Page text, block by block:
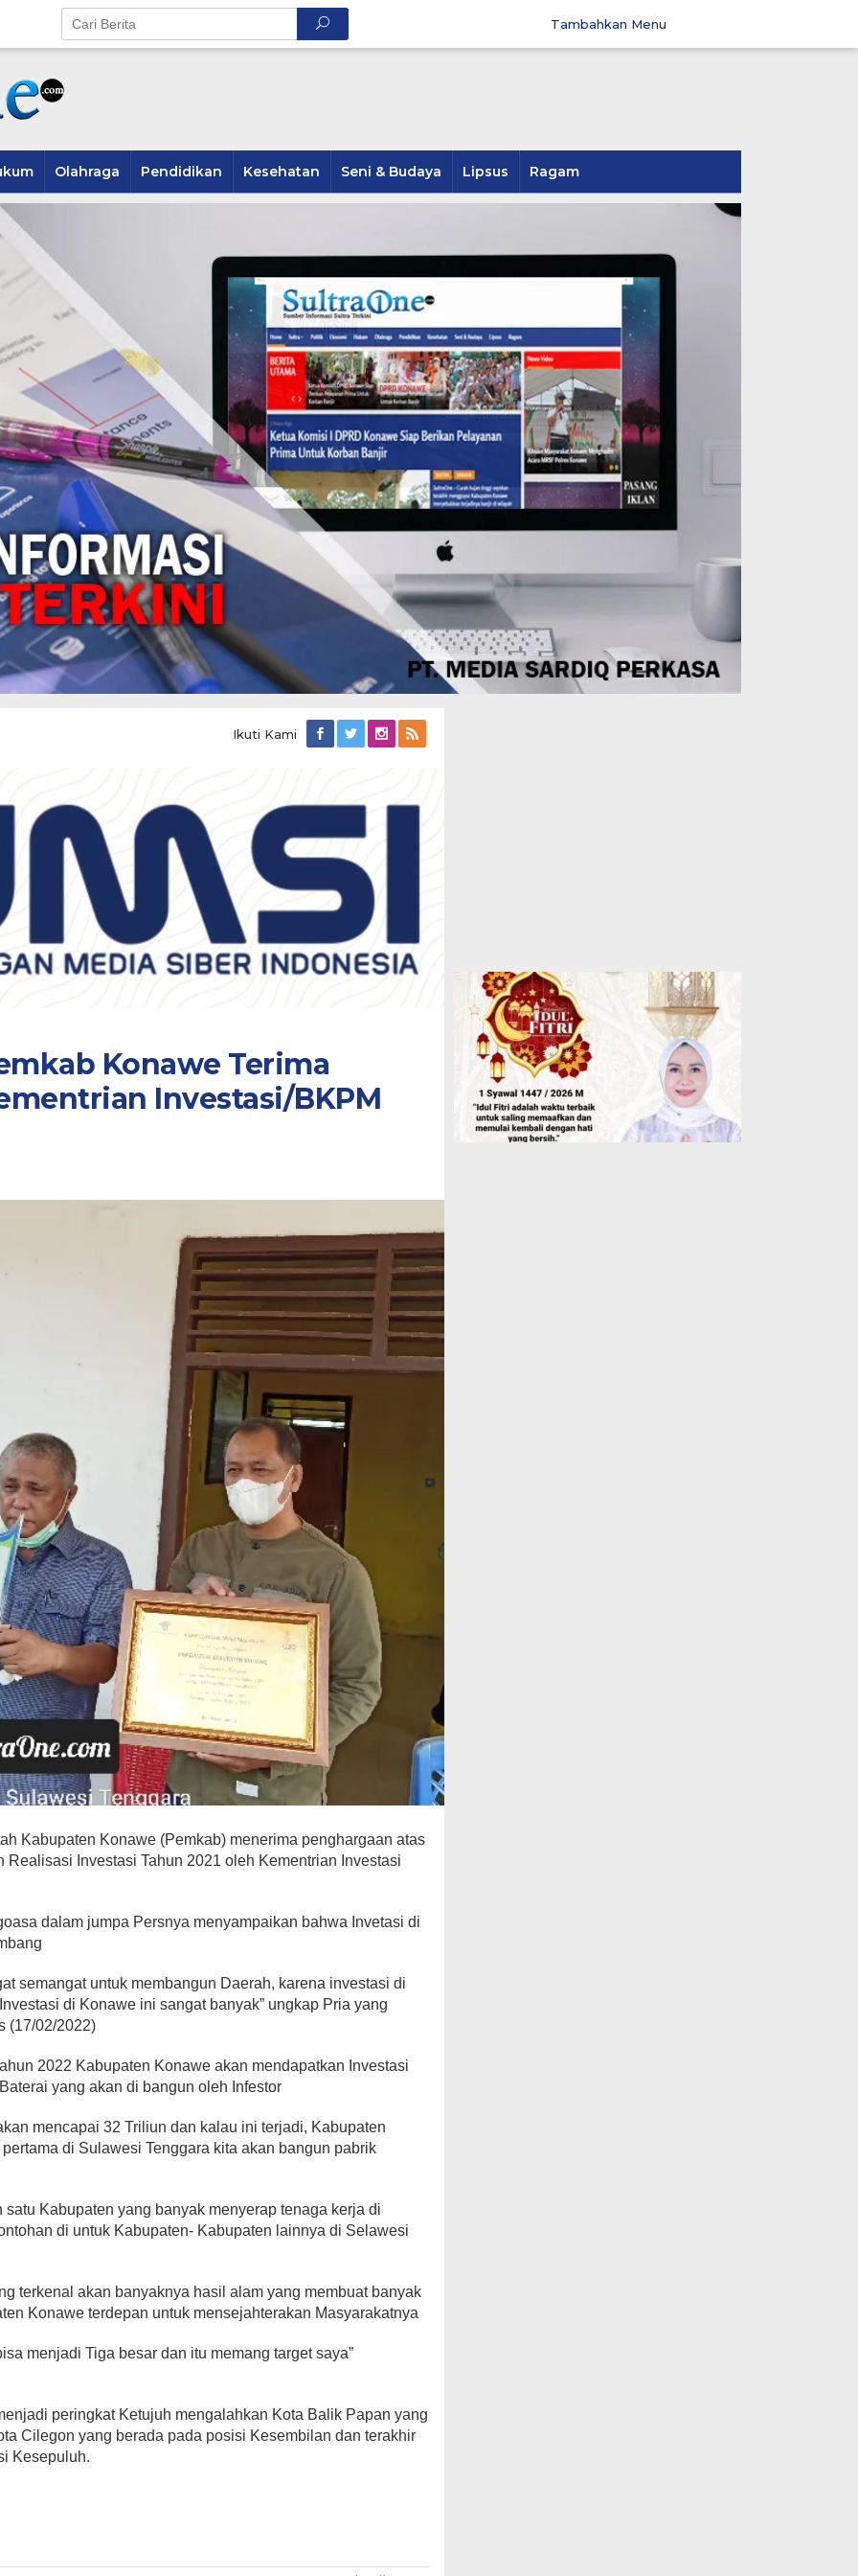
Tambahkan Menu
Olahraga Pendidikan Kesehatan Seni & Budaya Lipsus Ragam
Ikuti Kami
Konawe Terima
Investasi/BKPM
Kabupaten Konawe (Pemkab) menerima penghargaan atas
Investasi Tahun 2021 oleh Kementrian Investasi
dalam jumpa Persnya menyampaikan bahwa Invetasi di
semangat untuk membangun Daerah, karena investasi di
di Konawe ini sangat banyak” ungkap Pria yang
(17/02/2022)
2022 Kabupaten Konawe akan mendapatkan Investasi
yang akan di bangun oleh Infestor
mencapai 32 Triliun dan kalau ini terjadi, Kabupaten
di Sulawesi Tenggara kita akan bangun pabrik
Kabupaten yang banyak menyerap tenaga kerja di
di untuk Kabupaten- Kabupaten lainnya di Selawesi
terkenal akan banyaknya hasil alam yang membuat banyak
Konawe terdepan untuk mensejahterakan Masyarakatnya
menjadi Tiga besar dan itu memang target saya”
peringkat Ketujuh mengalahkan Kota Balik Papan yang
Cilegon yang berada pada posisi Kesembilan dan terakhir
Kesepuluh.